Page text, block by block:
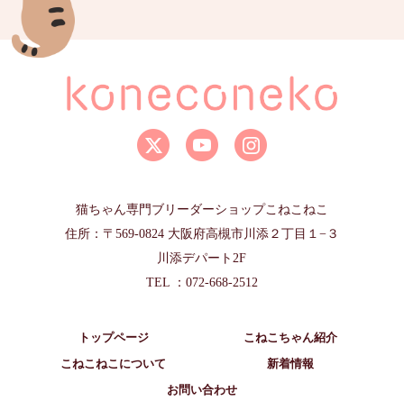
猫ちゃん専門ブリーダーショップこねこねこ
住所：〒569-0824 大阪府高槻市川添２丁目１−３
川添デパート2F
TEL ：072-668-2512
トップページ こねこちゃん紹介
こねこねこについて 新着情報
お問い合わせ